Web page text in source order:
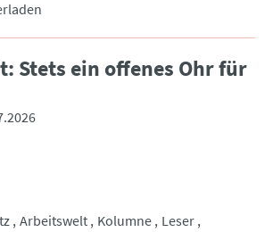
Stets ein offenes Ohr für
Arbeitswelt Kolumne Leser